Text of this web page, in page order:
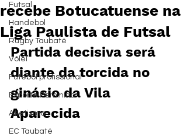
Futsal
Handebol
Rugby Taubaté
Vôlei
Futebol profissional
Esporte Feminino
Atletismo
EC Taubaté
recebe Botucatuense na
Liga Paulista de Futsal
Partida decisiva será
diante da torcida no
ginásio da Vila
Aparecida